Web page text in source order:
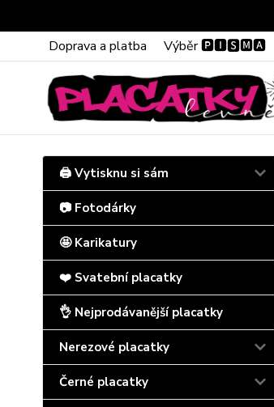
Doprava a platba Výběr 🅿🅸🆂🅼🅰
🖨️ Vytisknu si sám
📷 Fotodárky
🤩 Karikatury
❤️ Svatební placatky
👌 Nejprodávanější placatky
Nerezové placatky
Černé placatky